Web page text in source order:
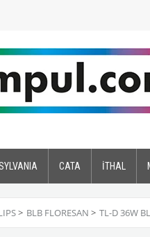
CATA İTHAL
> BLB FLORESAN > TL-D 36W